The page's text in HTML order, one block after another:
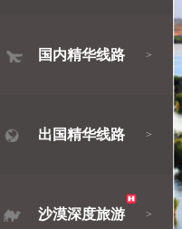
国内精华线路 >
出国精华线路 >
沙漠深度旅游 >